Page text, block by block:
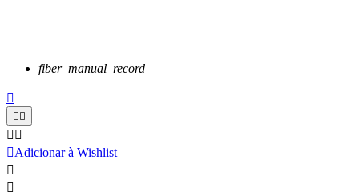
fiber_manual_record

 
 
Adicionar à Wishlist

